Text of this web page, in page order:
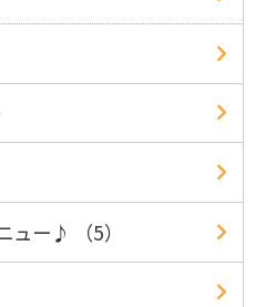
ュー♪ （5）